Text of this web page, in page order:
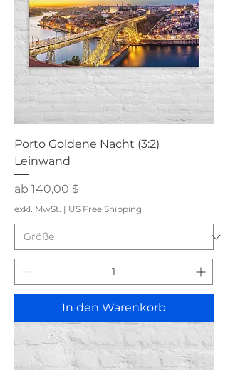
Porto Goldene Nacht (3:2)
Leinwand
ab 140,00 $
Sale-Preis
exkl. MwSt. | US Free Shipping
In den Warenkorb